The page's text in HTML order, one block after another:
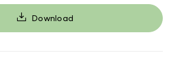
Download